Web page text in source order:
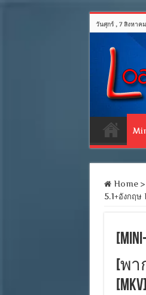
วันศุกร์ , 7 สิงหาค
Home >
5.1+อังกฤ
[พาก